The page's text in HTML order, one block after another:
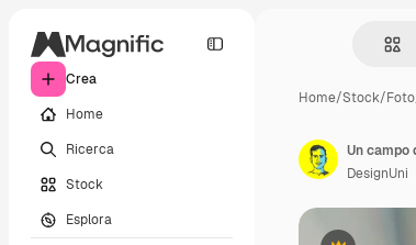
Crea
Home
Ricerca
Stock
Esplora
Home/Stock/Foto
Un campo
DesignUni